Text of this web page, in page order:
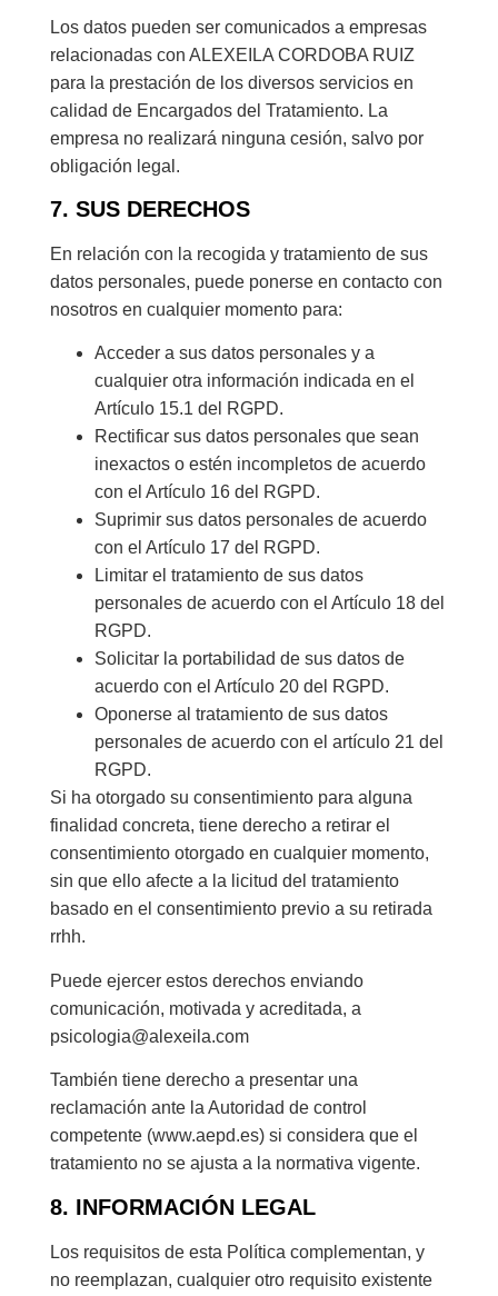
Los datos pueden ser comunicados a empresas
relacionadas con ALEXEILA CORDOBA RUIZ
para la prestación de los diversos servicios en
calidad de Encargados del Tratamiento. La
empresa no realizará ninguna cesión, salvo por
obligación legal.
7. SUS DERECHOS
En relación con la recogida y tratamiento de sus
datos personales, puede ponerse en contacto con
nosotros en cualquier momento para:
Acceder a sus datos personales y a
cualquier otra información indicada en el
Artículo 15.1 del RGPD.
Rectificar sus datos personales que sean
inexactos o estén incompletos de acuerdo
con el Artículo 16 del RGPD.
Suprimir sus datos personales de acuerdo
con el Artículo 17 del RGPD.
Limitar el tratamiento de sus datos
personales de acuerdo con el Artículo 18 del
RGPD.
Solicitar la portabilidad de sus datos de
acuerdo con el Artículo 20 del RGPD.
Oponerse al tratamiento de sus datos
personales de acuerdo con el artículo 21 del
RGPD.
Si ha otorgado su consentimiento para alguna
finalidad concreta, tiene derecho a retirar el
consentimiento otorgado en cualquier momento,
sin que ello afecte a la licitud del tratamiento
basado en el consentimiento previo a su retirada
rrhh.
Puede ejercer estos derechos enviando
comunicación, motivada y acreditada, a
psicologia@alexeila.com
También tiene derecho a presentar una
reclamación ante la Autoridad de control
competente (www.aepd.es) si considera que el
tratamiento no se ajusta a la normativa vigente.
8. INFORMACIÓN LEGAL
Los requisitos de esta Política complementan, y
no reemplazan, cualquier otro requisito existente